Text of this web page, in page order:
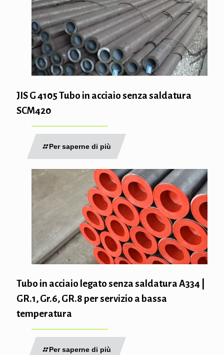
JIS G 4105 Tubo in acciaio senza saldatura
SCM420
Per saperne di più
Tubo in acciaio legato senza saldatura A334 |
GR.1, Gr.6, GR.8 per servizio a bassa
temperatura
Per saperne di più